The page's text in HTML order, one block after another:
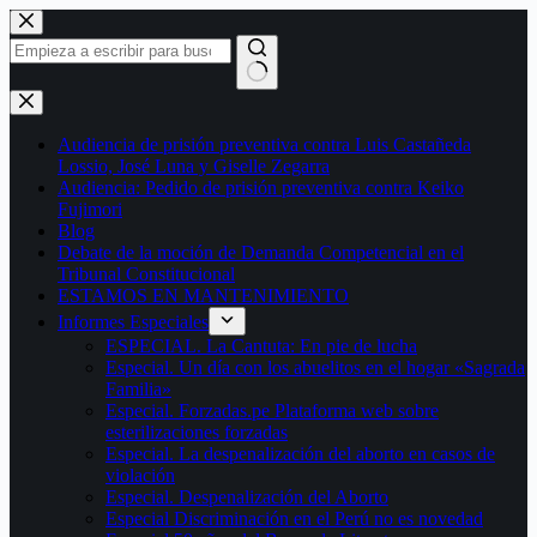
Saltar
al
contenido
Sin
resultados
Audiencia de prisión preventiva contra Luis Castañeda
Lossio, José Luna y Giselle Zegarra
Audiencia: Pedido de prisión preventiva contra Keiko
Fujimori
Blog
Debate de la moción de Demanda Competencial en el
Tribunal Constitucional
ESTAMOS EN MANTENIMIENTO
Informes Especiales
ESPECIAL. La Cantuta: En pie de lucha
Especial. Un día con los abuelitos en el hogar «Sagrada
Familia»
Especial. Forzadas.pe Plataforma web sobre
esterilizaciones forzadas
Especial. La despenalización del aborto en casos de
violación
Especial. Despenalización del Aborto
Especial Discriminación en el Perú no es novedad